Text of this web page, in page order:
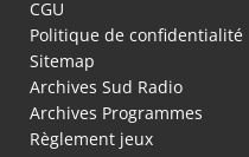
CGU
Politique de confidentialité
Sitemap
Archives Sud Radio
Archives Programmes
Règlement jeux